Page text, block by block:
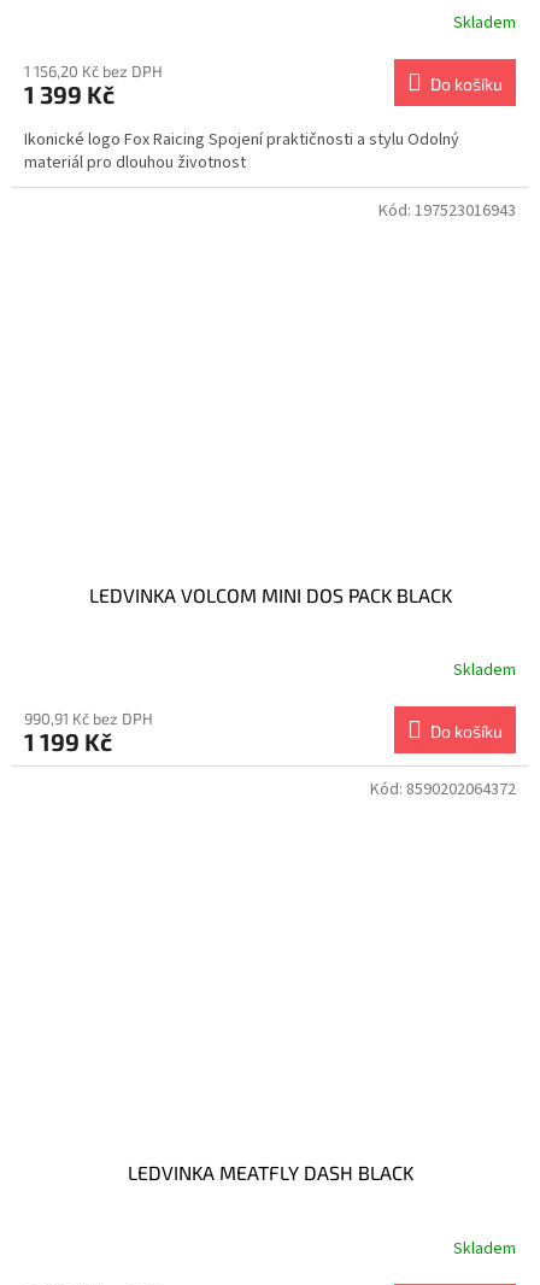
Skladem
1 156,20 Kč bez DPH
1 399 Kč Do košíku
Ikonické logo Fox Raicing Spojení praktičnosti a stylu Odolný
materiál pro dlouhou životnost
LEDVINKA VOLCOM MINI DOS PACK BLACK
Skladem
990,91 Kč bez DPH
1 199 Kč Do košíku
Kód: 197523016943
LEDVINKA MEATFLY DASH BLACK
Skladem
Kód: 8590202064372